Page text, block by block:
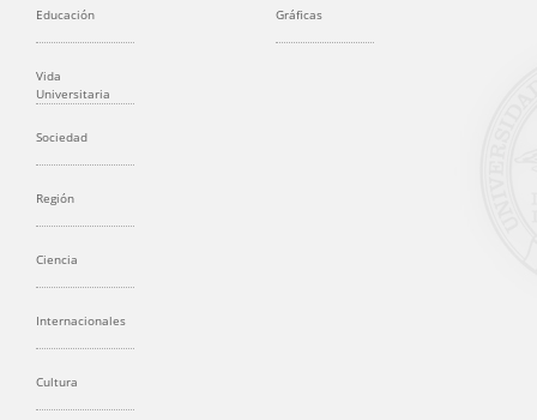
Educación
Vida
Universitaria
Sociedad
Región
Ciencia
Internacionales
Cultura
Gráficas